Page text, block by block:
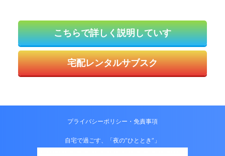
こちらで詳しく説明していす
宅配レンタルサブスク
プライバシーポリシー・免責事項
自宅で過ごす、「夜の”ひととき”」